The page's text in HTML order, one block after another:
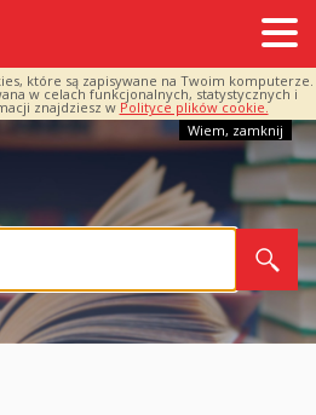
które są zapisywane na Twoim komputerze.
w celach funkcjonalnych, statystycznych i
znajdziesz w Polityce plików cookie.
Wiem, zamknij